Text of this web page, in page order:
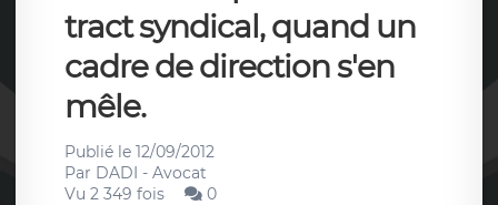
tract syndical, quand un
cadre de direction s'en
mêle.
Publié le 12/09/2012
Par DADI - Avocat
Vu 2 349 fois
0